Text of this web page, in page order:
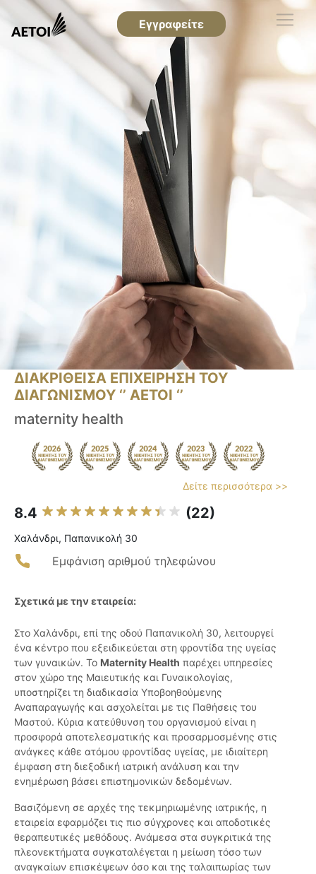
Εγγραφείτε
ΔΙΑΚΡΙΘΕΙΣΑ ΕΠΙΧΕΙΡΗΣΗ ΤΟΥ
ΔΙΑΓΩΝΙΣΜΟΥ ‘’ ΑΕΤΟΙ ‘’
maternity health
Δείτε περισσότερα >>
8.4 (22)
Χαλάνδρι, Παπανικολή 30
Εμφάνιση αριθμού τηλεφώνου
Σχετικά με την εταιρεία:
Στο Χαλάνδρι, επί της οδού Παπανικολή 30, λειτουργεί
ένα κέντρο που εξειδικεύεται στη φροντίδα της υγείας
των γυναικών. Το Maternity Health παρέχει υπηρεσίες
στον χώρο της Μαιευτικής και Γυναικολογίας,
υποστηρίζει τη διαδικασία Υποβοηθούμενης
Αναπαραγωγής και ασχολείται με τις Παθήσεις του
Μαστού. Κύρια κατεύθυνση του οργανισμού είναι η
προσφορά αποτελεσματικής και προσαρμοσμένης στις
ανάγκες κάθε ατόμου φροντίδας υγείας, με ιδιαίτερη
έμφαση στη διεξοδική ιατρική ανάλυση και την
ενημέρωση βάσει επιστημονικών δεδομένων.
Βασιζόμενη σε αρχές της τεκμηριωμένης ιατρικής, η
εταιρεία εφαρμόζει τις πιο σύγχρονες και αποδοτικές
θεραπευτικές μεθόδους. Ανάμεσα στα συγκριτικά της
πλεονεκτήματα συγκαταλέγεται η μείωση τόσο των
αναγκαίων επισκέψεων όσο και της ταλαιπωρίας των